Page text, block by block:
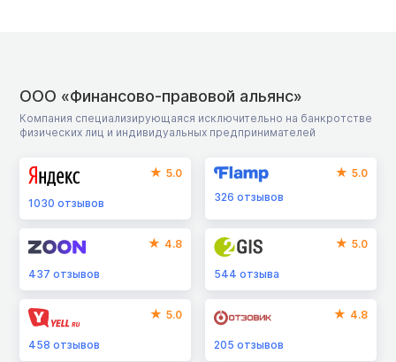
ООО «Финансово-правовой альянс»
Компания специализирующаяся исключительно на банкротстве
физических лиц и индивидуальных предпринимателей
5.0
1030 отзывов
5.0
326отзывов
4.8
437 отзывов
5.0
544отзыва
5.0
458 отзывов
4.8
205отзывов